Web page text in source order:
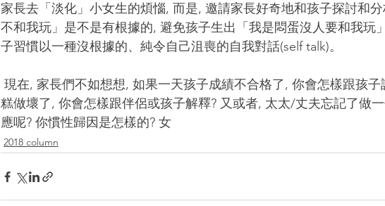
家長去「淡化」小女生的煩惱, 而是, 邀請家長好奇地和孩子探討和
不和我玩」是不是有根據的, 避免孩子生出「我是悶蛋沒人要和我玩
子習慣以一種沒根據的、純令自己沮喪的自我對話(self talk)。
糕做壞了, 你會怎樣跟伴侶或孩子解釋? 又或者, 太太/丈夫忘記了做
應呢? 你慣性歸因是怎樣的? 女
2018 column